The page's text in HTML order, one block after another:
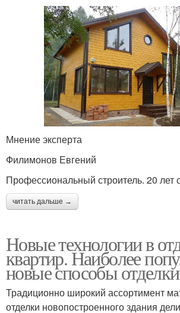
Мнение эксперта
Филимонов Евгений
Профессиональный строитель. 20 лет
читать дальше →
Новые технологии в
квартир. Наиболее
новые способы отделки
Традиционно широкий ассортимент
отделки новопостроенного здания